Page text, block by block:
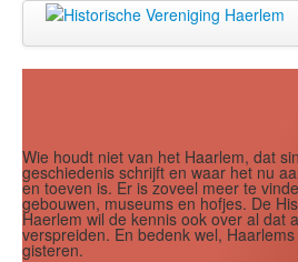
Zien
Lezen
Over ons
Wie houdt niet van het Haarlem, dat
geschiedenis schrijft en waar het nu
en toeven is. Er is zoveel meer te
gebouwen, museums en hofjes. De
Haerlem wil de kennis ook over al dat
verspreiden. En bedenk wel,
gisteren.
Jaar Maand